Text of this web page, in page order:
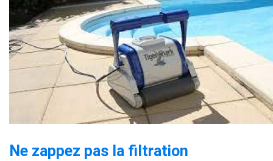
Ne zappez pas la filtration